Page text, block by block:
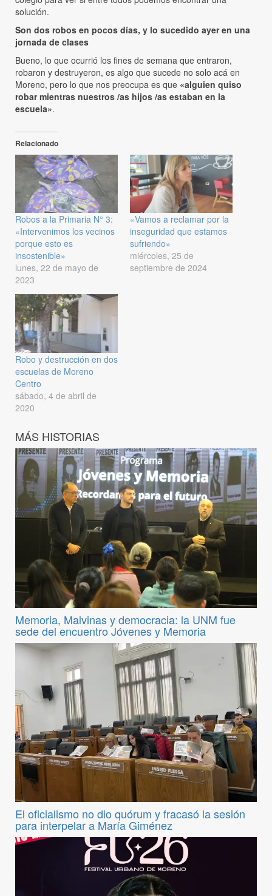
solución.
Son dos robos en pocos días, y lo sucedido ayer en una
jornada de clases
Bueno, lo que ocurrió los fines de semana que entraron,
robaron y destruyeron, es algo que sucede no solo acá en
Moreno, pero lo que nos preocupa es que «alguien quiso
robar mientras nuestros /as hijos /as estaban en la
escuela».
Relacionado
Robos a la Primaria N° 3:
«Intervenimos los vecinos
porque esto es
insostenible»
lunes, 22 de mayo de
2023
«Vamos a reclamar por la
inseguridad que estamos
sufriendo»
miércoles, 25 de
septiembre de 2024
Robo y destrucción en dos
escuelas de Moreno
Centro
sábado, 4 de abril de
2020
MÁS HISTORIAS
Memoria, Malvinas y democracia: la UNM fue
sede del encuentro Jóvenes y Memoria
El oficialismo no dio quórum y fracasó la sesión
para interpelar a María Giménez